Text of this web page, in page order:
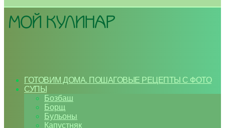
ГОТОВИМ ДОМА. ПОШАГОВЫЕ РЕЦЕПТЫ С ФОТО
СУПЫ
Бозбаш
Борщ
Бульоны
Капустняк